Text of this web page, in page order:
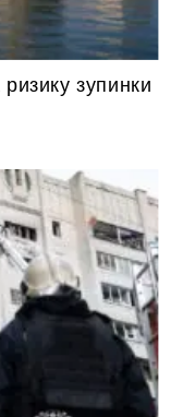
зупинки